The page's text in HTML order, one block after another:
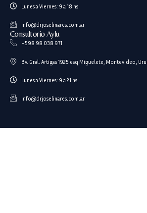
Lunes a Viernes: 9 a 18 hs
info@drjoselinares.com.ar
Consultorio Aylu
+598 98 038 971
Bv. Gral. Artigas 1925 esq Miguelete, Montevideo,
Lunes a Viernes: 9 a 21 hs
info@drjoselinares.com.ar